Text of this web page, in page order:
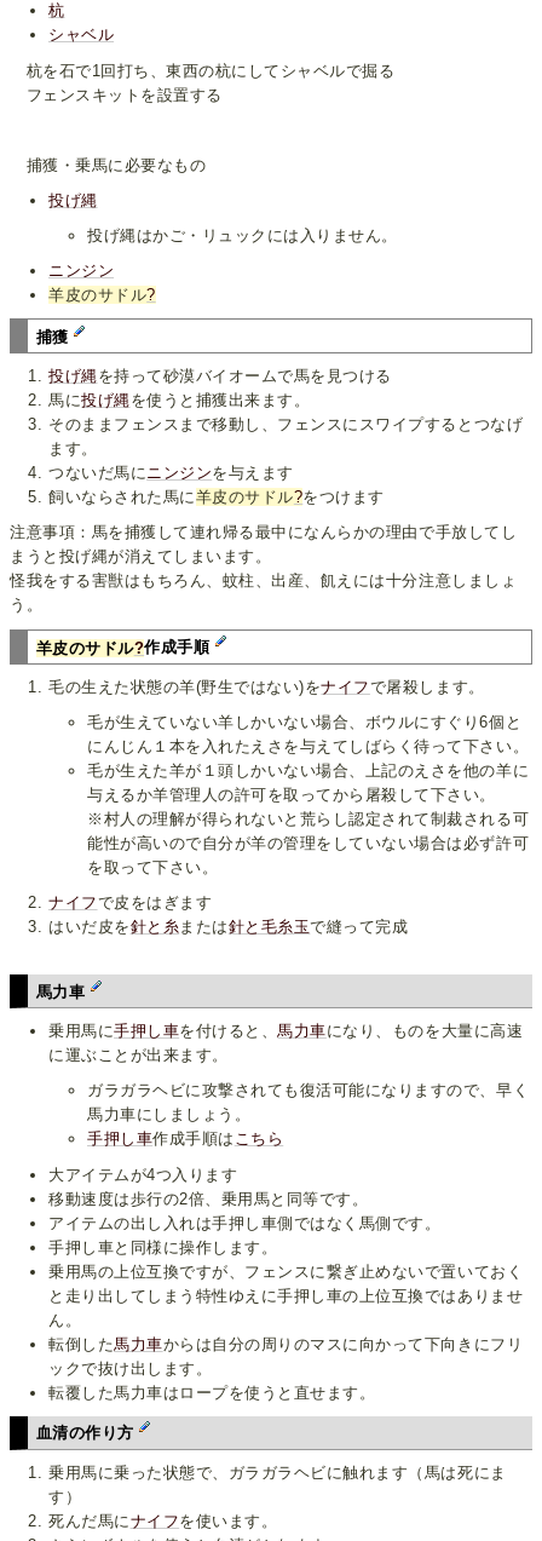
杭
シャベル
杭を石で1回打ち、東西の杭にしてシャベルで掘る
フェンスキットを設置する
捕獲・乗馬に必要なもの
投げ縄
投げ縄はかご・リュックには入りません。
ニンジン
羊皮のサドル?
捕獲
投げ縄を持って砂漠バイオームで馬を見つける
馬に投げ縄を使うと捕獲出来ます。
そのままフェンスまで移動し、フェンスにスワイプするとつなげ
ます。
つないだ馬にニンジンを与えます
飼いならされた馬に羊皮のサドル?をつけます
注意事項：馬を捕獲して連れ帰る最中になんらかの理由で手放してし
まうと投げ縄が消えてしまいます。
怪我をする害獣はもちろん、蚊柱、出産、飢えには十分注意しましょ
う。
羊皮のサドル?作成手順
毛の生えた状態の羊(野生ではない)をナイフで屠殺します。
毛が生えていない羊しかいない場合、ボウルにすぐり6個と
にんじん１本を入れたえさを与えてしばらく待って下さい。
毛が生えた羊が１頭しかいない場合、上記のえさを他の羊に
与えるか羊管理人の許可を取ってから屠殺して下さい。
※村人の理解が得られないと荒らし認定されて制裁される可
能性が高いので自分が羊の管理をしていない場合は必ず許可
を取って下さい。
ナイフで皮をはぎます
はいだ皮を針と糸 または針と毛糸玉で縫って完成
馬力車
乗用馬に手押し車を付けると、馬力車になり、ものを大量に高速
に運ぶことが出来ます。
ガラガラヘビに攻撃されても復活可能になりますので、早く
馬力車にしましょう。
手押し車作成手順は こちら
大アイテムが4つ入ります
移動速度は歩行の2倍、乗用馬と同等です。
アイテムの出し入れは手押し車側ではなく馬側です。
手押し車と同様に操作します。
乗用馬の上位互換ですが、フェンスに繋ぎ止めないで置いておく
と走り出してしまう特性ゆえに手押し車の上位互換ではありませ
ん。
転倒した馬力車からは自分の周りのマスに向かって下向きにフリ
ックで抜け出します。
転覆した馬力車はロープを使うと直せます。
血清の作り方
乗用馬に乗った状態で、ガラガラヘビに触れます（馬は死にま
す）
死んだ馬に ナイフを使います。